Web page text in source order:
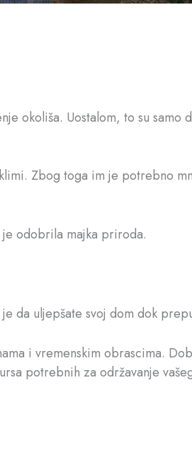
okoliša. Uostalom, to su
Zbog toga im je potrebno
odobrila majka priroda.
da uljepšate svoj dom dok
i vremenskim obrascima.
potrebnih za održavanje